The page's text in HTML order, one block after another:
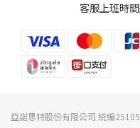
客服上班時
亞諾思特股份有限公司 統編